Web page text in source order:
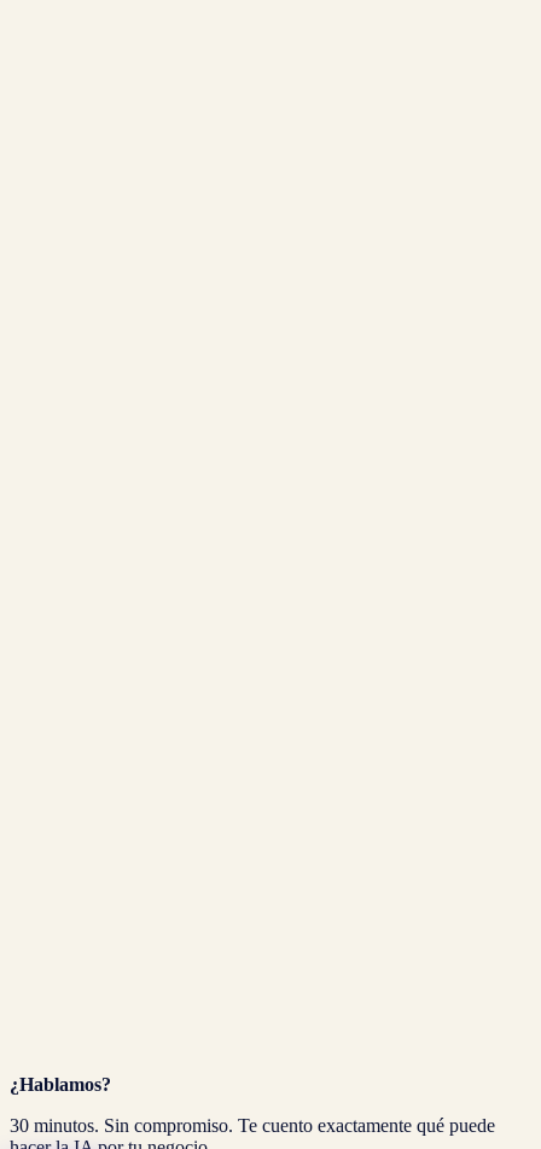
¿Hablamos?
30 minutos. Sin compromiso. Te cuento exactamente qué puede